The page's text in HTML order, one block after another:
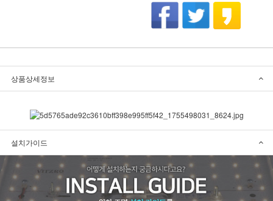
상품상세정보
설치가이드